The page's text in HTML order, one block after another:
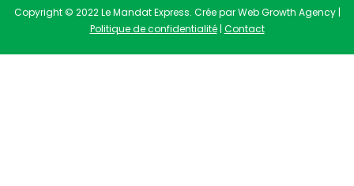
Copyright © 2022 Le Mandat Express. Crée par Web Growth Agency |
Politique de confidentialité| Contact